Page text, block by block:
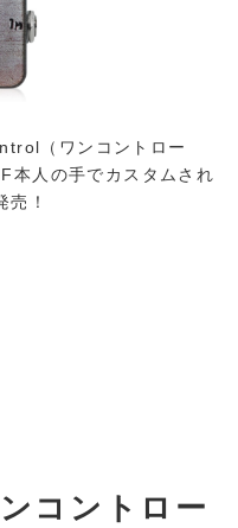
（ワンコントロー
本人の手でカスタムされ
！
コントロー